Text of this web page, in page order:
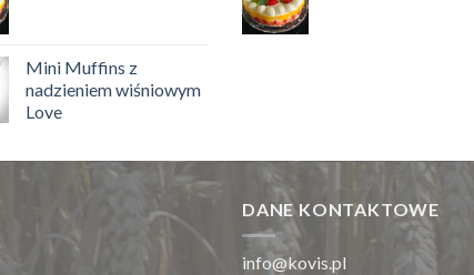
Mini Muffins z
nadzieniem wiśniowym
Love
DANE KONTAKTOWE
info@kovis.pl